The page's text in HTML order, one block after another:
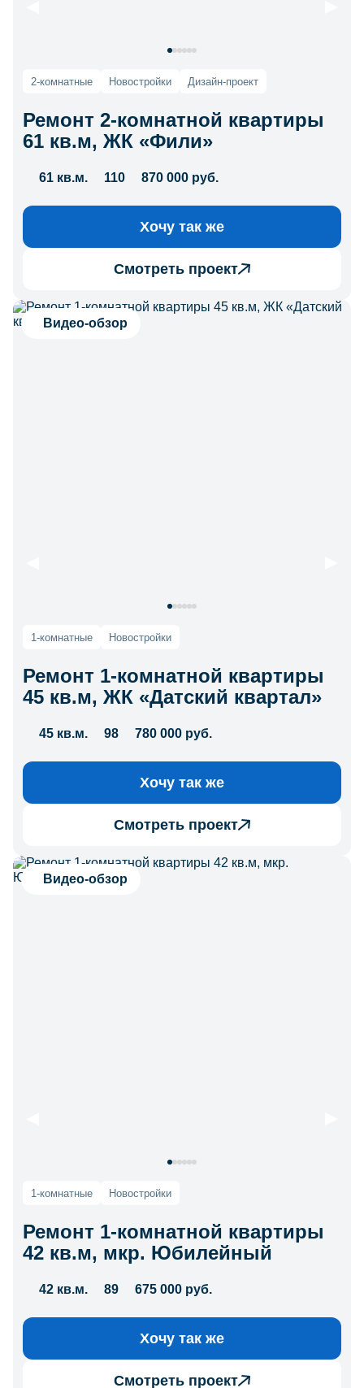
2-комнатные Новостройки Дизайн-проект
Ремонт 2-комнатной квартиры
61 кв.м, ЖК «Фили»
61 кв.м. 110 870 000 руб.
Хочу так же
Смотреть проект
Видео-обзор
1-комнатные Новостройки
Ремонт 1-комнатной квартиры
45 кв.м, ЖК «Датский квартал»
45 кв.м. 98 780 000 руб.
Хочу так же
Смотреть проект
Видео-обзор
1-комнатные Новостройки
Ремонт 1-комнатной квартиры
42 кв.м, мкр. Юбилейный
42 кв.м. 89 675 000 руб.
Хочу так же
Смотреть проект